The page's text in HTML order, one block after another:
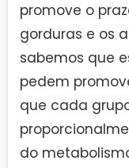
promove o
gorduras e os
sabemos que
pedem
que cada
do